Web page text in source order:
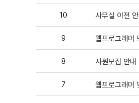
10 사무실 이전 안
9 웹프로그래머
8 사원모집 안내
7 웹프로그래머